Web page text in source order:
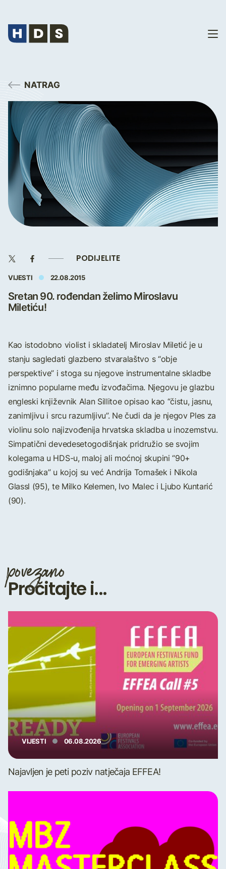
NATRAG
PODIJELITE
VIJESTI 22.08.2015
Sretan 90. rođendan želimo Miroslavu
Miletiću!
Kao istodobno violist i skladatelj Miroslav Miletić je u
stanju sagledati glazbeno stvaralaštvo s “obje
perspektive” i stoga su njegove instrumentalne skladbe
iznimno popularne među izvođačima. Njegovu je glazbu
engleski književnik Alan Sillitoe opisao kao “čistu, jasnu,
zanimljivu i srcu razumljivu”. Ne čudi da je njegov Ples za
violinu solo najizvođenija hrvatska skladba u inozemstvu.
Simpatični devedesetogodišnjak pridružio se svojim
kolegama u HDS-u, maloj ali moćnoj skupini “90+
godišnjaka” u kojoj su već Andrija Tomašek i Nikola
Glassl (95), te Milko Kelemen, Ivo Malec i Ljubo Kuntarić
(90).
povezano
Pročitajte i...
VIJESTI 06.08.2026
Najavljen je peti poziv natječaja EFFEA!